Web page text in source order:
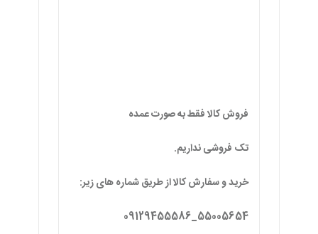
فروش کالا فقط به صورت عمده
تک فروشی نداریم.
خرید و سفارش کالا از طریق شماره های زیر:
55005654_09129455586